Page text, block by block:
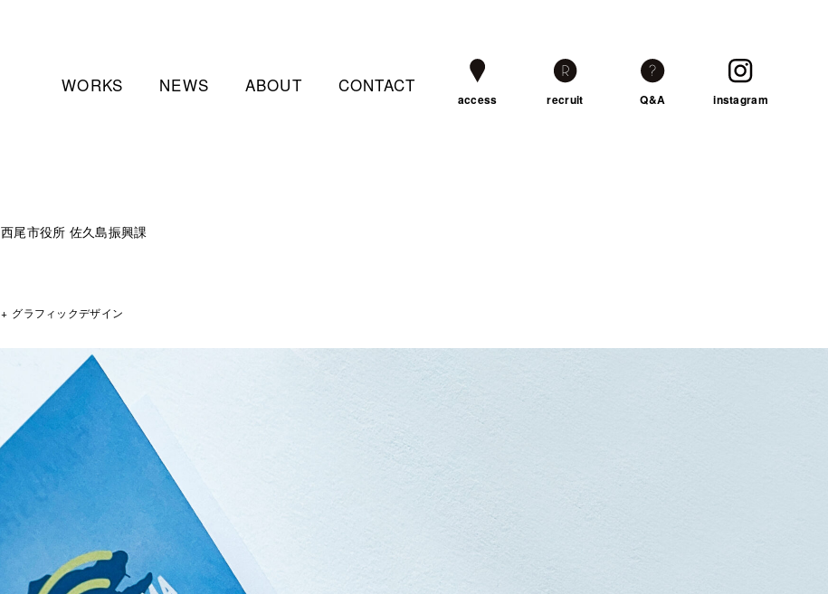
WORKS NEWS ABOUT CONTACT
access recruit Q&A instagram
西尾市役所 佐久島振興課
グラフィックデザイン